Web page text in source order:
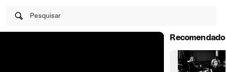
Pesquisar
Recomendado